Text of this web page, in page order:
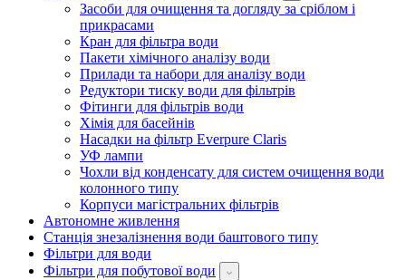
Засоби для очищення та догляду за сріблом і
прикрасами
Кран для фільтра води
Пакети хімічного аналізу води
Прилади та набори для аналізу води
Редуктори тиску води для фільтрів
Фітинги для фільтрів води
Хімія для басейнів
Насадки на фільтр Everpure Claris
УФ лампи
Чохли від конденсату для систем очищення води
колонного типу
Корпуси магістральних фільтрів
Автономне живлення
Станція знезалізнення води баштового типу
Фільтри для води
Фільтри для побутової води